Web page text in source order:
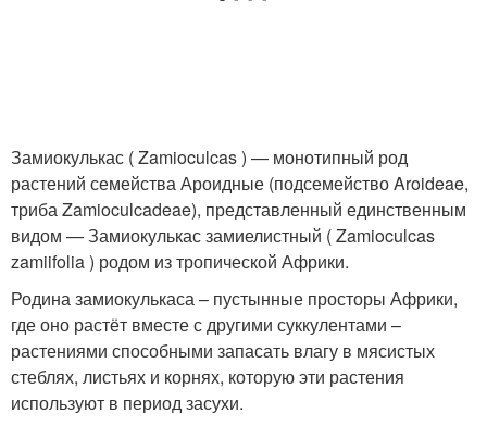
Замиокулькас ( Zamioculcas ) — монотипный род
растений семейства Ароидные (подсемейство Aroideae,
триба Zamioculcadeae), представленный единственным
видом — Замиокулькас замиелистный ( Zamioculcas
zamiifolia ) родом из тропической Африки.
Родина замиокулькаса – пустынные просторы Африки,
где оно растёт вместе с другими суккулентами –
растениями способными запасать влагу в мясистых
стеблях, листьях и корнях, которую эти растения
используют в период засухи.